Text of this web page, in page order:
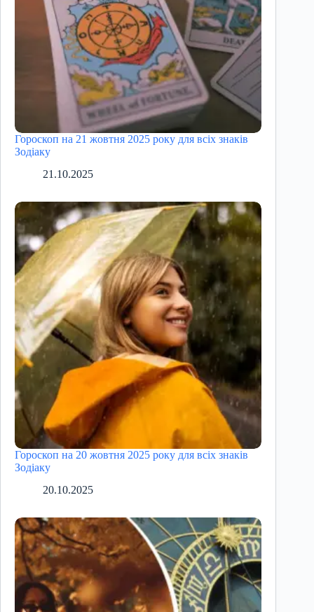
Гороскоп на 21 жовтня 2025 року для всіх знаків
Зодіаку
21.10.2025
Гороскоп на 20 жовтня 2025 року для всіх знаків
Зодіаку
20.10.2025